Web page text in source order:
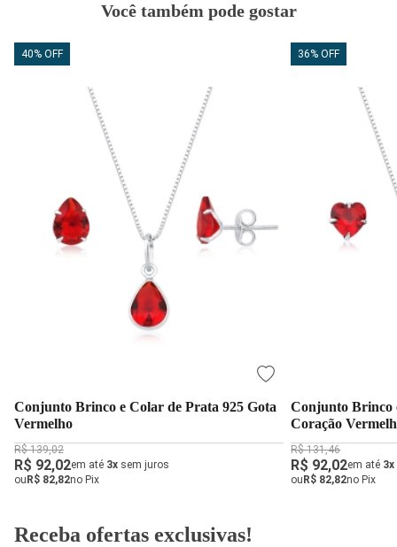
Você também pode gostar
40% OFF
Conjunto Brinco e Colar de Prata 925 Gota
Vermelho
R$ 139,02
R$ 92,02em até 3x sem juros
ouR$ 82,82no Pix
36% OFF
Conjunto Brinco
Coração
R$ 131,46
R$ 92,02em até 3x
ouR$ 82,82no Pix
Receba ofertas exclusivas!